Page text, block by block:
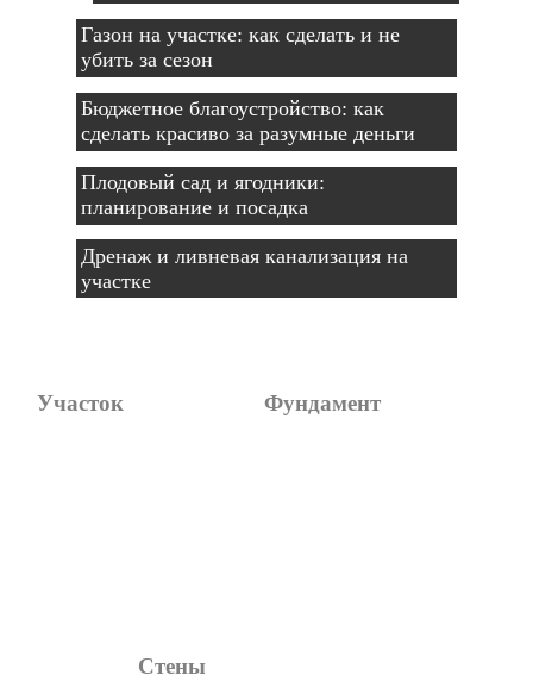
Газон на участке: как сделать и не
убить за сезон
Бюджетное благоустройство: как
сделать красиво за разумные деньги
Плодовый сад и ягодники:
планирование и посадка
Дренаж и ливневая канализация на
участке
Участок Фундамент
Стены